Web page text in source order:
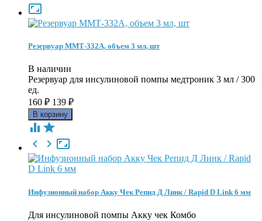

Резервуар ММТ-332А, объем 3 мл, шт
В наличии
Резервуар для инсулиновой помпы медтроник 3 мл / 300
ед.
160 ₽ 139 ₽
 

 
Инфузионный набор Акку Чек Репид Д Линк / Rapid D Link 6 мм
Для инсулиновой помпы Акку чек Комбо